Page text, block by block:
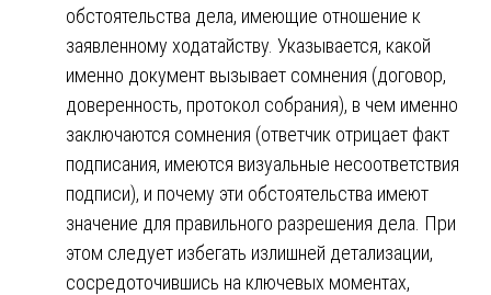
обстоятельства дела, имеющие отношение к
заявленному ходатайству. Указывается, какой
именно документ вызывает сомнения (договор,
доверенность, протокол собрания), в чем именно
заключаются сомнения (ответчик отрицает факт
подписания, имеются визуальные несоответствия
подписи), и почему эти обстоятельства имеют
значение для правильного разрешения дела. При
этом следует избегать излишней детализации,
сосредоточившись на ключевых моментах,